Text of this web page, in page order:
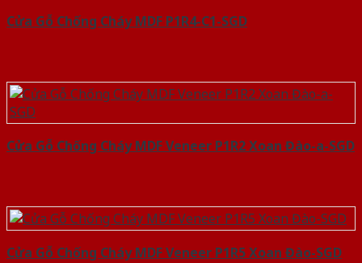
Cửa Gỗ Chống Cháy MDF P1R4-C1-SGD
Cửa Gỗ Chống Cháy MDF Veneer P1R2 Xoan Đào-a-SGD
Cửa Gỗ Chống Cháy MDF Veneer P1R5 Xoan Đào-SGD